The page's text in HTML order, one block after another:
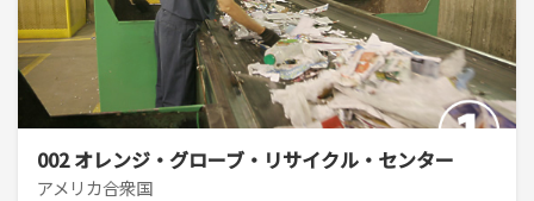
002 オレンジ・グローブ・リサイクル・センター
アメリカ合衆国